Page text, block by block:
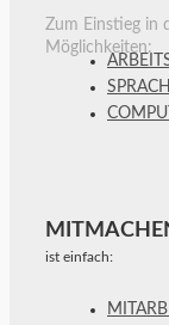
Zum Einstieg in
Möglichkeiten:
ist einfach: